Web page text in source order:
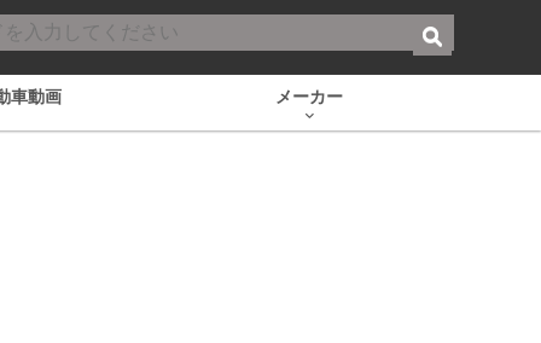
車動画 メーカー